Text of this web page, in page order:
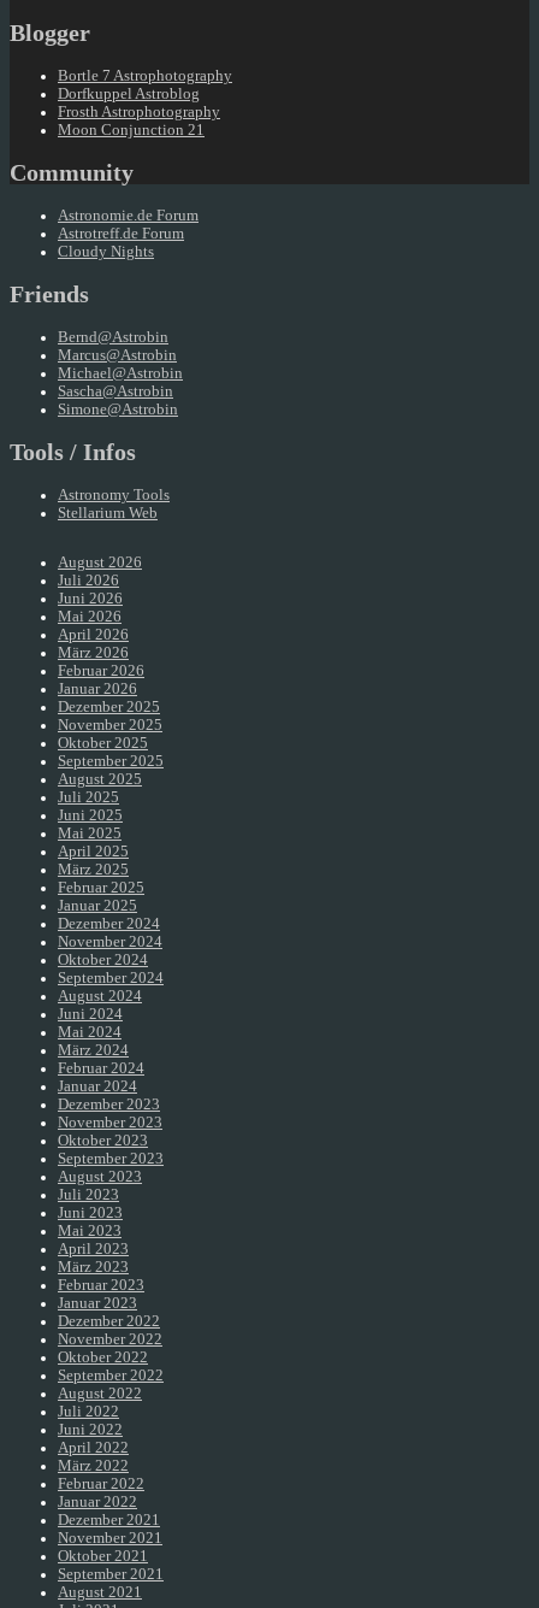
Blogger
Bortle 7 Astrophotography
Dorfkuppel Astroblog
Frosth Astrophotography
Moon Conjunction 21
Community
Astronomie.de Forum
Astrotreff.de Forum
Cloudy Nights
Friends
Bernd@Astrobin
Marcus@Astrobin
Michael@Astrobin
Sascha@Astrobin
Simone@Astrobin
Tools / Infos
Astronomy Tools
Stellarium Web
August 2026
Juli 2026
Juni 2026
Mai 2026
April 2026
März 2026
Februar 2026
Januar 2026
Dezember 2025
November 2025
Oktober 2025
September 2025
August 2025
Juli 2025
Juni 2025
Mai 2025
April 2025
März 2025
Februar 2025
Januar 2025
Dezember 2024
November 2024
Oktober 2024
September 2024
August 2024
Juni 2024
Mai 2024
März 2024
Februar 2024
Januar 2024
Dezember 2023
November 2023
Oktober 2023
September 2023
August 2023
Juli 2023
Juni 2023
Mai 2023
April 2023
März 2023
Februar 2023
Januar 2023
Dezember 2022
November 2022
Oktober 2022
September 2022
August 2022
Juli 2022
Juni 2022
April 2022
März 2022
Februar 2022
Januar 2022
Dezember 2021
November 2021
Oktober 2021
September 2021
August 2021